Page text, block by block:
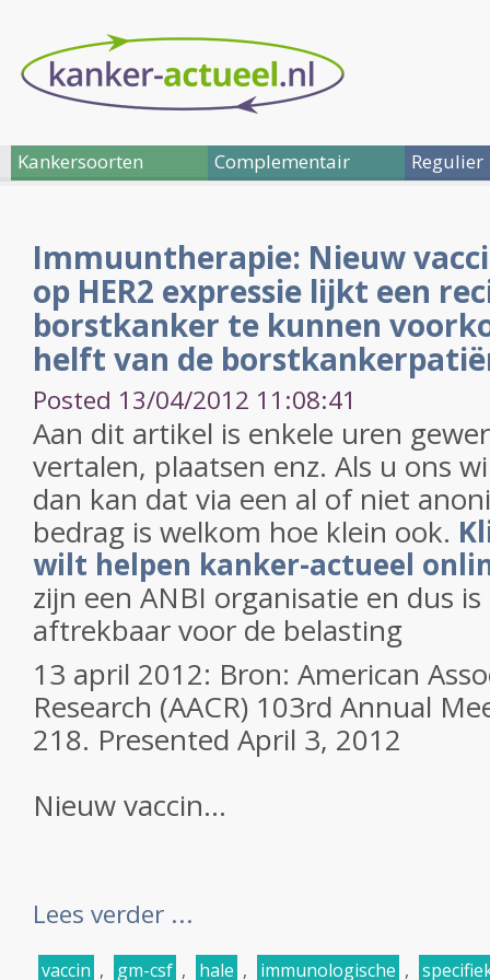
Kankersoorten Complementair Regulier
Immuuntherapie: Nieuw
op HER2 expressie lijkt een
borstkanker te kunnen
helft van de
Posted 13/04/2012 11:08:41
Aan dit artikel is enkele uren
vertalen, plaatsen enz. Als u ons
dan kan dat via een al of niet
bedrag is welkom hoe klein ook.
wilt helpen kanker-actueel
zijn een ANBI organisatie en dus
aftrekbaar voor de belasting
13 april 2012: Bron: American
Research (AACR) 103rd Annual
218. Presented April 3, 2012
Nieuw vaccin...
Lees verder ...
vaccin , gm-csf , hale , immunologische ,